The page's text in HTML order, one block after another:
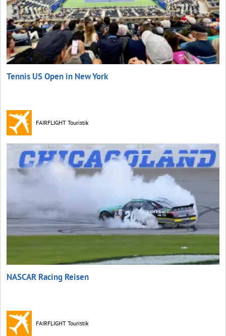
Tennis US Open in New York
FAIRFLIGHT Touristik
NASCAR Racing Reisen
FAIRFLIGHT Touristik